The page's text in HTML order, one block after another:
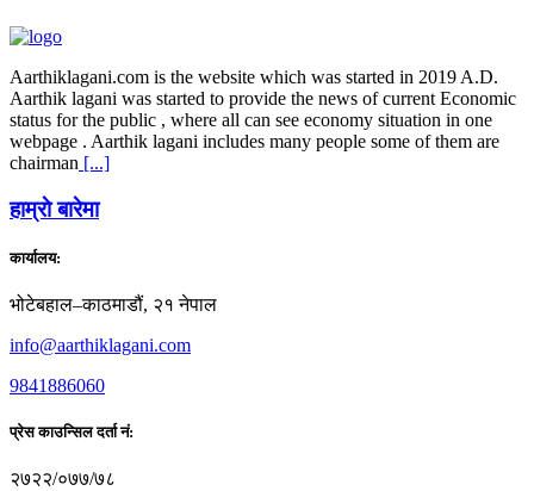
Aarthiklagani.com is the website which was started in 2019 A.D.
Aarthik lagani was started to provide the news of current Economic
status for the public , where all can see economy situation in one
webpage . Aarthik lagani includes many people some of them are
chairman [...]
हाम्राे बारेमा
कार्यालय:
भोटेबहाल–काठमाडौं, २१ नेपाल
info@aarthiklagani.com
9841886060
प्रेस काउन्सिल दर्ता नं:
२७२२/०७७/७८